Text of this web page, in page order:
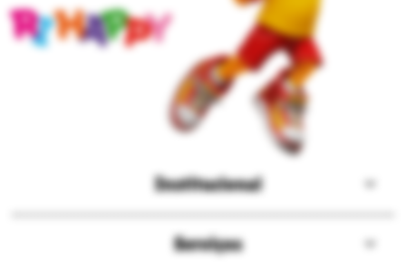
Trabalhe conosco
Mapa do site
Navegue na Rihappy
Marcas parceiras
Ri Happy para empresas
Seja um franqueado
Venda com a gente
Proteja seus dados
Políticas de privacidade
Fale com o DPO/LGPD
Política de Trocas e Devoluções Ri Happy
Termos de uso e navegação
Marketplace - Termos e condições
Compra segura
Pagamentos disponíveis